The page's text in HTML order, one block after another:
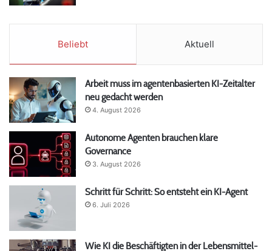
Beliebt Aktuell
Arbeit muss im agentenbasierten KI-Zeitalter
neu gedacht werden
4. August 2026
Autonome Agenten brauchen klare
Governance
3. August 2026
Schritt für Schritt: So entsteht ein KI-Agent
6. Juli 2026
Wie KI die Beschäftigten in der Lebensmittel-